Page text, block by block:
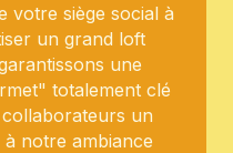
votre siège social à
un grand loft
une
totalement clé
un
notre ambiance